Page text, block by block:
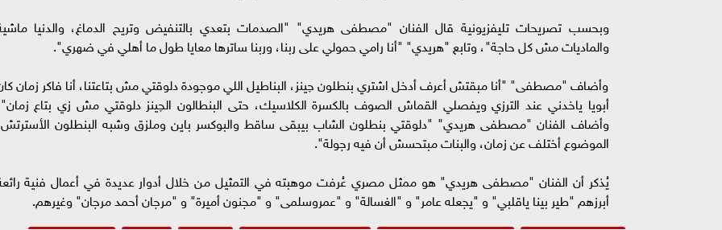
وبحسب تصريحات تليفزيونية قال الفنان "مصطفى هريدي" "الصدمات بتعدي بالتنفيض وتريح الدماغ، والدنيا
والماديات مش كل حاجة"، وتابع "هريدي" "أنا رامي حمولي على ربنا، وربنا ساترها معايا طول ما أهلي في ضهري".
وأضاف "مصطفى" "أنا مبقتش أعرف أدخل اشتري بنطلون چينز، البناطيل اللي موجودة دلوقتي مش بتاعتنا، أنا فاكر زمان
أبويا ياخدني عند الترزي ويفصلي القماش الصوف بالكسرة الكلاسيك، حتى البنطالون الچينز دلوقتي مش زي بتاع
وأضاف الفنان "مصطفى هريدي" "دلوقتي بنطلون الشاب بيبقى ساقط والبوكسر باين وملزق وشبه البنطلون
الموضوع أختلف عن زمان، والبنات مبتحسش أن فيه رجولة".
يُذكر أن الفنان "مصطفى هريدي" هو ممثل مصري عُرفت موهبته في التمثيل من خلال أدوار عديدة في أعمال فنية
أبرزهم "طير بينا ياقلبي" و "يجعله عامر" و "الغسالة" و "عمروسلمى" و "مجنون أميرة" و "مرجان أحمد مرجان" وغيرهم.